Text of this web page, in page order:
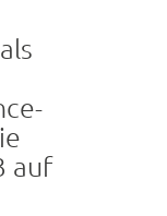
auf